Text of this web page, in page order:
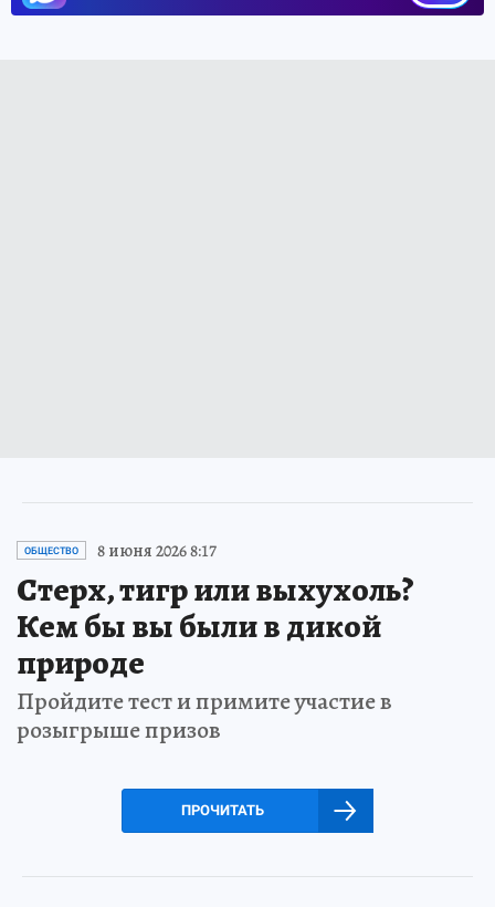
ОБЩЕСТВО 8 июня 2026 8:17
Стерх, тигр или выхухоль?
Кем бы вы были в дикой
природе
Пройдите тест и примите участие в
розыгрыше призов
ПРОЧИТАТЬ